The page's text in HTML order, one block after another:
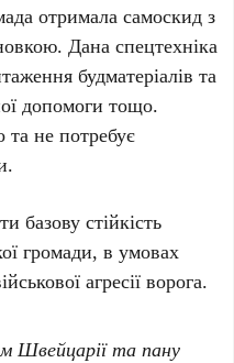
отримала самоскид з
Дана спецтехніка
будматеріалів та
допомоги тощо.
не потребує
базову стійкість
громади, в умовах
агресії ворога.
Швейцарії та пану